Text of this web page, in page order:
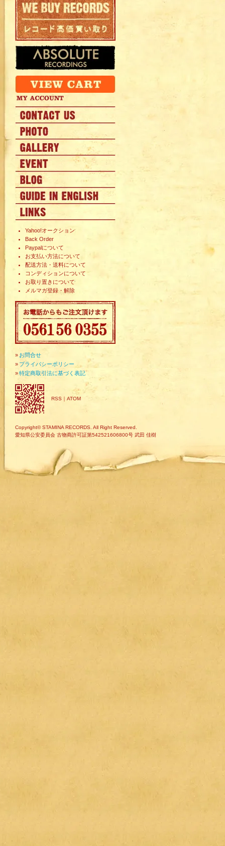
Yahoo!オークション
Back Order
Paypalについて
お支払い方法について
配送方法・送料について
コンディションについて
お取り置きについて
メルマガ登録・解除
» お問合せ
» プライバシーポリシー
»特定商取引法に基づく表記
RSS ｜ ATOM
Copyright© STAMINA RECORDS. All Right Reserved.
愛知県公安委員会 古物商許可証第542521606800号 武田 佳樹